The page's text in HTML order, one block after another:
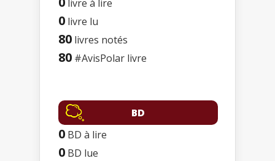
livre à lire
0 livre lu
80 livres notés
80 #AvisPolar livre
BD
0 BD à lire
0 BD lue